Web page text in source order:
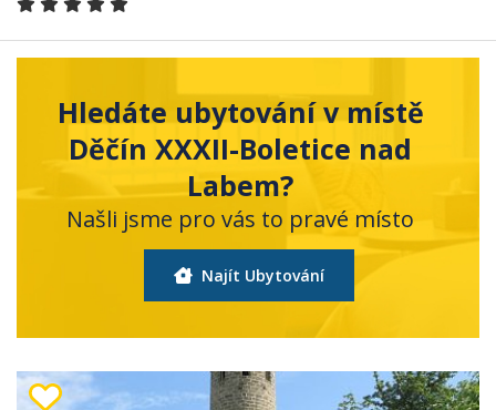
Hledáte ubytování v místě
Děčín XXXII-Boletice nad
Labem?
Našli jsme pro vás to pravé místo
Najít Ubytování